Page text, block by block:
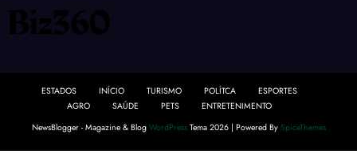
ESTADOS INÍCIO TURISMO POLÍTCA
ESPORTES
AGRO
SAÚDE PETS
ENTRETENIMENTO
NewsBlogger - Magazine & Blog WordPressTema 2026 | Powered By SpiceThemes